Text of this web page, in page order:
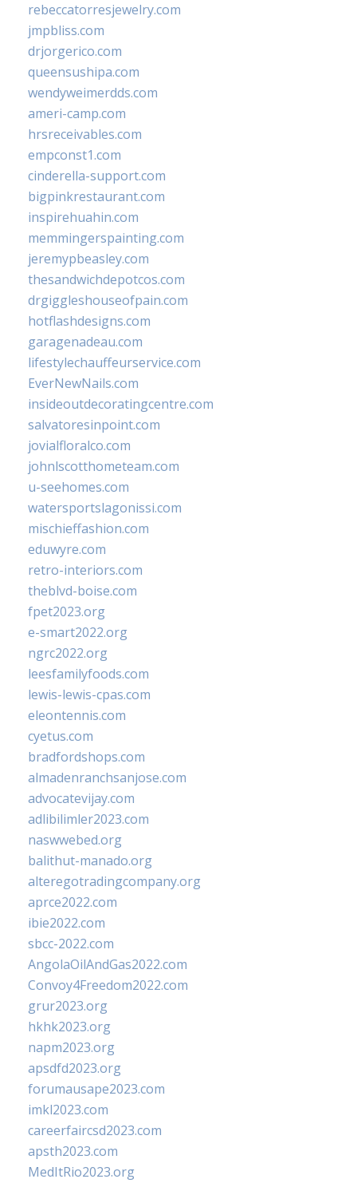
rebeccatorresjewelry.com
jmpbliss.com
drjorgerico.com
queensushipa.com
wendyweimerdds.com
ameri-camp.com
hrsreceivables.com
empconst1.com
cinderella-support.com
bigpinkrestaurant.com
inspirehuahin.com
memmingerspainting.com
jeremypbeasley.com
thesandwichdepotcos.com
drgiggleshouseofpain.com
hotflashdesigns.com
garagenadeau.com
lifestylechauffeurservice.com
EverNewNails.com
insideoutdecoratingcentre.com
salvatoresinpoint.com
jovialfloralco.com
johnlscotthometeam.com
u-seehomes.com
watersportslagonissi.com
mischieffashion.com
eduwyre.com
retro-interiors.com
theblvd-boise.com
fpet2023.org
e-smart2022.org
ngrc2022.org
leesfamilyfoods.com
lewis-lewis-cpas.com
eleontennis.com
cyetus.com
bradfordshops.com
almadenranchsanjose.com
advocatevijay.com
adlibilimler2023.com
naswwebed.org
balithut-manado.org
alteregotradingcompany.org
aprce2022.com
ibie2022.com
sbcc-2022.com
AngolaOilAndGas2022.com
Convoy4Freedom2022.com
grur2023.org
hkhk2023.org
napm2023.org
apsdfd2023.org
forumausape2023.com
imkl2023.com
careerfaircsd2023.com
apsth2023.com
MedItRio2023.org